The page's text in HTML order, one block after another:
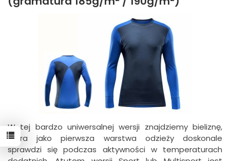
W tej bardzo uniwersalnej wersji znajdziemy bieliznę,
która jako pierwsza warstwa odzieży doskonale
sprawdzi się podczas aktywności w temperaturach